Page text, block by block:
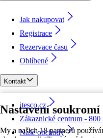
Nastavení soukromí
My a našich 18 partnerů
Jak nakupovat
Registrace
Rezervace času
Oblíbené
Kontakt
itesco.cz
Zákaznické centrum - 800
Naše obchody